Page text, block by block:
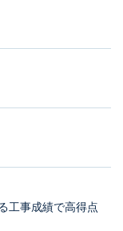
工事成績で高得点